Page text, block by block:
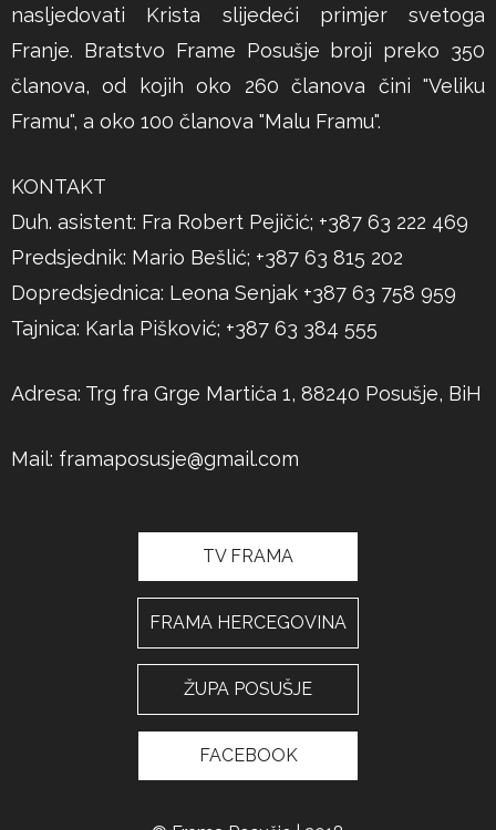
nasljedovati Krista slijedeći primjer svetoga
Franje. Bratstvo Frame Posušje broji preko 350
članova, od kojih oko 260 članova čini "Veliku
Framu", a oko 100 članova "Malu Framu".
KONTAKT
Duh. asistent: Fra Robert Pejičić; +387 63 222 469
Predsjednik: Mario Bešlić; +387 63 815 202
Dopredsjednica: Leona Senjak +387 63 758 959
Tajnica: Karla Pišković; +387 63 384 555
Adresa: Trg fra Grge Martića 1, 88240 Posušje, BiH
Mail: framaposusje@gmail.com
TV FRAMA
FRAMA HERCEGOVINA
ŽUPA POSUŠJE
FACEBOOK